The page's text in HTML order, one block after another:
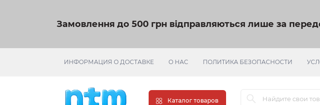
Замовлення до 500 грн відправляються лише за
ИНФОРМАЦИЯ О ДОСТАВКЕ О НАС ПОЛИТИКА БЕЗОПАСНОСТИ
Каталог товаров